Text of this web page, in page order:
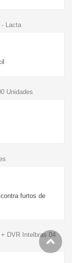
- Lacta
Unidades
furtos de
DVR Intelbras 04